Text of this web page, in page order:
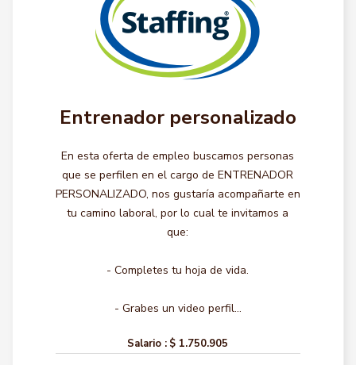
Entrenador personalizado
En esta oferta de empleo buscamos personas
que se perfilen en el cargo de ENTRENADOR
PERSONALIZADO, nos gustaría acompañarte en
tu camino laboral, por lo cual te invitamos a
que:
- Completes tu hoja de vida.
- Grabes un video perfil...
Salario : $ 1.750.905